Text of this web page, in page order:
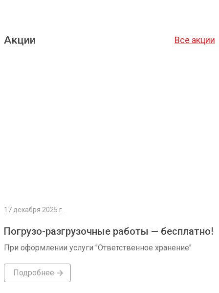
Акции Все акции
17 декабря 2025 г.
Погрузо-разгрузочные работы — бесплатно!
При оформлении услуги "Ответственное хранение"
Подробнее